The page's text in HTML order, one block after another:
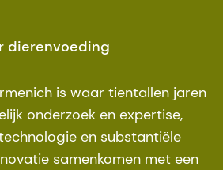
dierenvoeding
is waar tientallen jaren
onderzoek en expertise,
en substantiële
samenkomen met een